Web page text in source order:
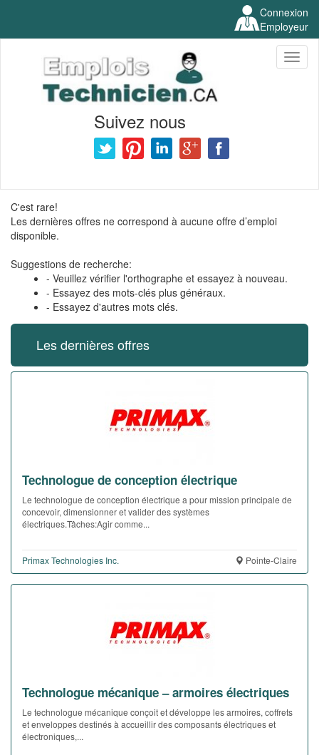
Connexion
Employeur
Suivez nous
C'est rare!
Les dernières offres ne correspond à aucune offre d’emploi
disponible.
Suggestions de recherche:
- Veuillez vérifier l'orthographe et essayez à nouveau.
- Essayez des mots-clés plus généraux.
- Essayez d'autres mots clés.
Les dernières offres
Technologue de conception électrique
Le technologue de conception électrique a pour mission principale de
concevoir, dimensionner et valider des systèmes
électriques.Tâches:Agir comme...
Primax Technologies Inc. Pointe-Claire
Technologue mécanique – armoires électriques
Le technologue mécanique conçoit et développe les armoires, coffrets
et enveloppes destinés à accueillir des composants électriques et
électroniques,...